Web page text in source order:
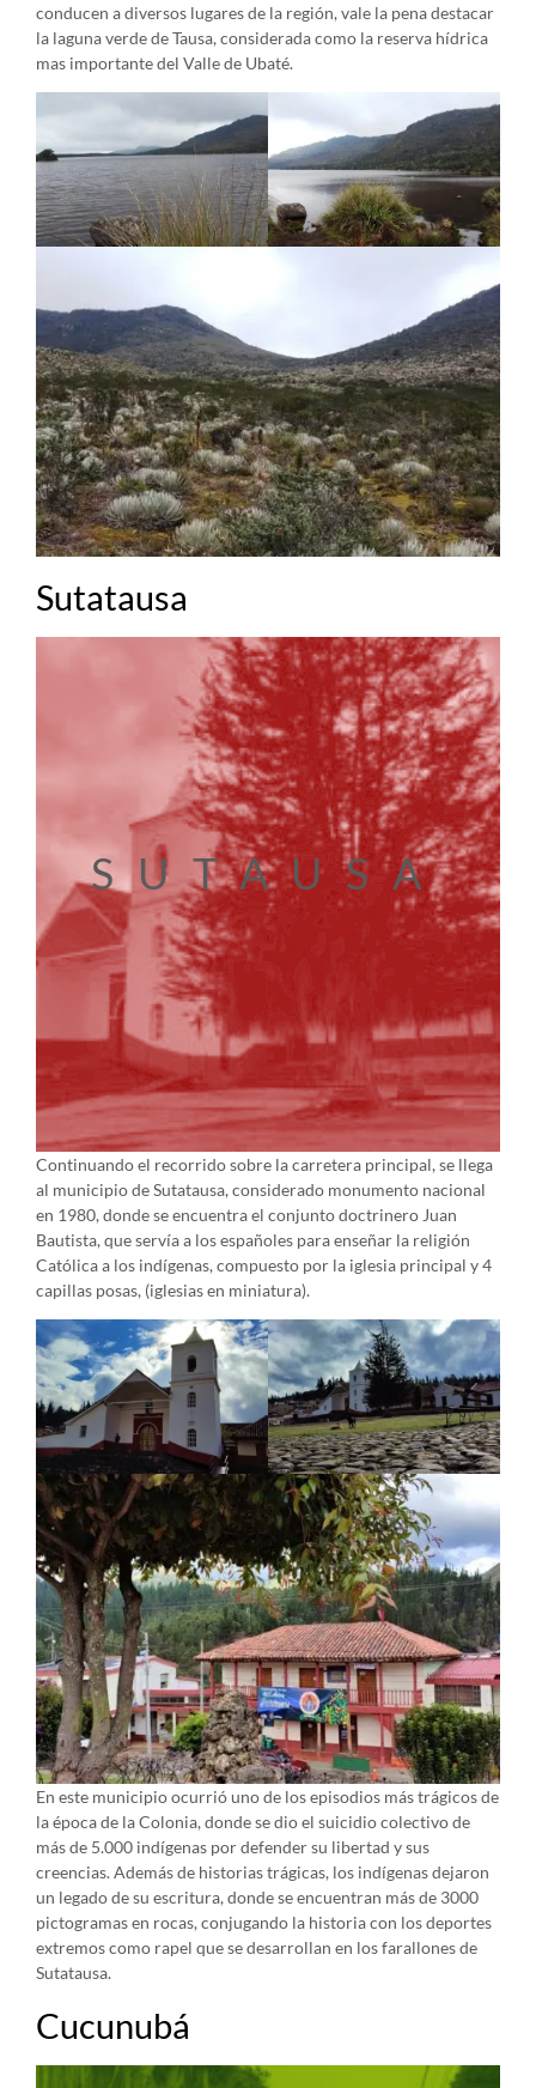
conducen a diversos lugares de la región, vale la pena destacar
la laguna verde de Tausa, considerada como la reserva hídrica
mas importante del Valle de Ubaté.
Sutatausa
SUTAUSA
Continuando el recorrido sobre la carretera principal, se llega
al municipio de Sutatausa, considerado monumento nacional
en 1980, donde se encuentra el conjunto doctrinero Juan
Bautista, que servía a los españoles para enseñar la religión
Católica a los indígenas, compuesto por la iglesia principal y 4
capillas posas, (iglesias en miniatura).
En este municipio ocurrió uno de los episodios más trágicos de
la época de la Colonia, donde se dio el suicidio colectivo de
más de 5.000 indígenas por defender su libertad y sus
creencias. Además de historias trágicas, los indígenas dejaron
un legado de su escritura, donde se encuentran más de 3000
pictogramas en rocas, conjugando la historia con los deportes
extremos como rapel que se desarrollan en los farallones de
Sutatausa.
Cucunubá